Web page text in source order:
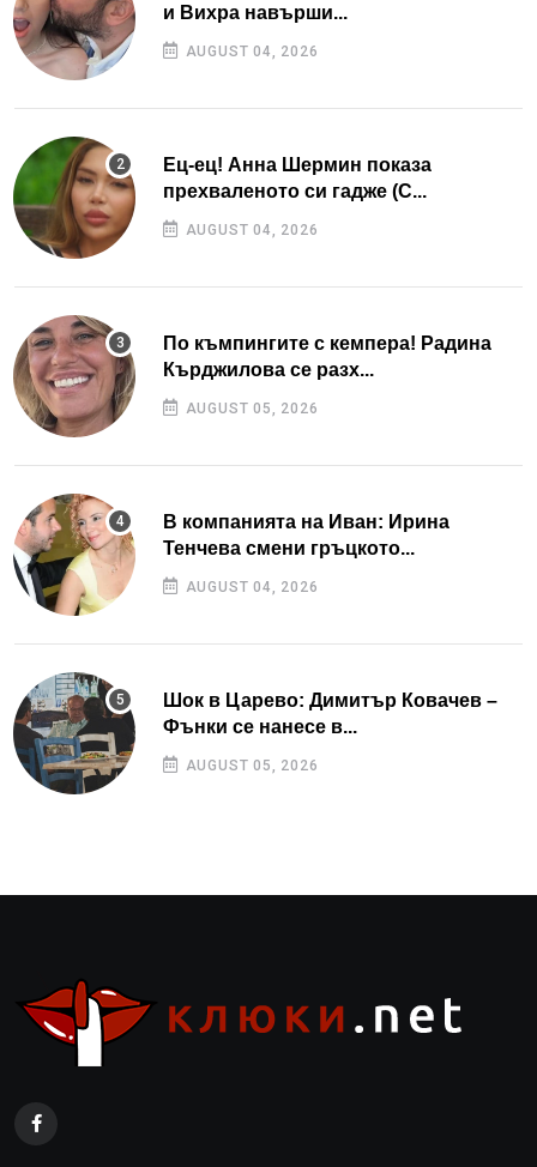
и Вихра навърши...
AUGUST 04, 2026
Ец-ец! Анна Шермин показа
прехваленото си гадже (С...
AUGUST 04, 2026
По къмпингите с кемпера! Радина
Кърджилова се разх...
AUGUST 05, 2026
В компанията на Иван: Ирина
Тенчева смени гръцкото...
AUGUST 04, 2026
Шок в Царево: Димитър Ковачев –
Фънки се нанесе в...
AUGUST 05, 2026